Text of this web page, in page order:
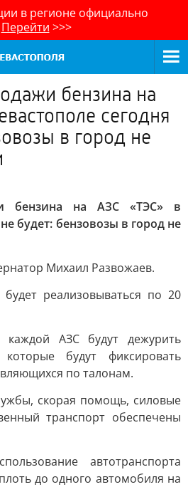
в регионе официально
Перейти >>>
бензина на
сегодня
в город не
бензина на АЗС «ТЭС» в
будет: бензовозы в город не
Михаил Развожаев.
реализовываться по 20
АЗС будут дежурить
будут фиксировать
по талонам.
скорая помощь, силовые
транспорт обеспечены
автотранспорта
до одного автомобиля на